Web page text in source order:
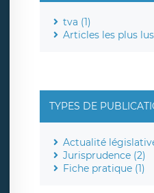
tva (1)
Articles les plus lus
TYPES DE
Actualité
Jurisprudence (2)
Fiche pratique (1)